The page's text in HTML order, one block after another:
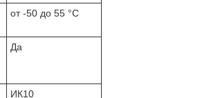
от -50 до 55 °C
Да
ИК10